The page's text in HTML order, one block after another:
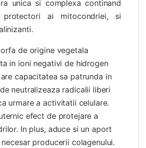
unica si complexa continand
protectori ai mitocondriei, si
de origine vegetala
in ioni negativi de hidrogen
capacitatea sa patrunda in
neutralizeaza radicalii liberi
urmare a activitatii celulare.
efect de protejare a
In plus, aduce si un aport
producerii colagenului.